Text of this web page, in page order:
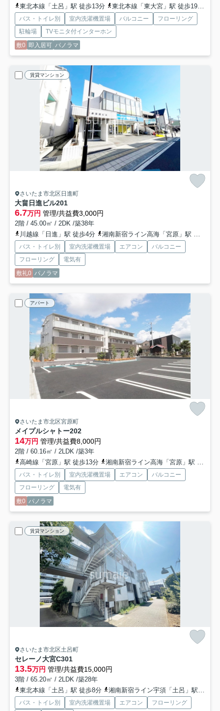
東北本線「土呂」駅 徒歩13分
東北本線「東大宮」駅 徒歩19分
バス・トイレ別 室内洗濯機置場 バルコニー
フローリング
駐輪場
TVモニタ付インターホン
敷0 即入居可 パノラマ
賃貸マンション
さいたま市北区日進町
大畠日進ビル201
6.7万円 管理/共益費3,000円
2階 / 45.00㎡ / 2DK /築38年
川越線「日進」駅 徒歩4分
湘南新宿ライン高海「宮原」駅 徒歩20分
バス・トイレ別 室内洗濯機置場 エアコン
バルコニー
フローリング
電気有
敷礼0 パノラマ
アパート
さいたま市北区宮原町
メイプルシャトー202
14万円 管理/共益費8,000円
2階 / 60.16㎡ / 2LDK /築3年
高崎線「宮原」駅 徒歩13分
湘南新宿ライン高海「宮原」駅 徒歩13分
バス・トイレ別 室内洗濯機置場 エアコン
バルコニー
フローリング
電気有
敷0 パノラマ
賃貸マンション
さいたま市北区土呂町
セレーノ大宮C301
13.5万円 管理/共益費15,000円
3階 / 65.20㎡ / 2LDK /築28年
東北本線「土呂」駅 徒歩8分
湘南新宿ライン宇須「土呂」駅 徒歩8分
バス・トイレ別 室内洗濯機置場 エアコン フローリング